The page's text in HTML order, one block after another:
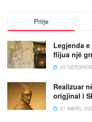
Prirje
Legjenda
flijua një
25
Realizuar
origjinal i
21 MARS,